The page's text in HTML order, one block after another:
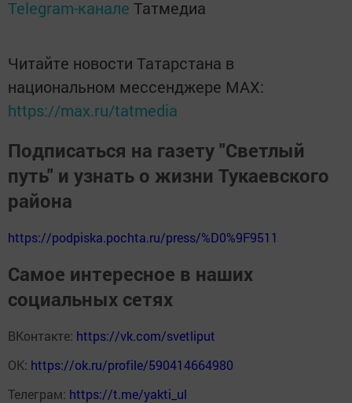
Telegram-канале Татмедиа
Читайте новости Татарстана в
национальном мессенджере MАХ:
https://max.ru/tatmedia
Подписаться на газету "Светлый
путь" и узнать о жизни Тукаевского
района
https://podpiska.pochta.ru/press/%D0%9F9511
Самое интересное в наших
социальных сетях
ВКонтакте: https://vk.com/svetliput
ОК: https://ok.ru/profile/590414664980
Телеграм: https://t.me/yakti_ul